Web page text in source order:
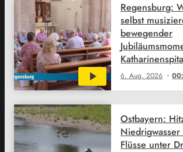
6. Aug. 2026
Regensburg:
selbst
bewegender
Ostbayern:
Flüsse unter